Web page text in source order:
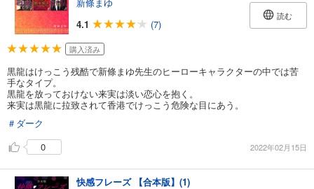
4.1
(7)
読む
購入済み
黒龍はけっこう残酷で新條まゆ先生のヒーローキャラクターの中では苦
手なタイプ。
黒龍を放っておけない来実は淡い恋心を抱く。
来実は黒龍に拉致されて香港でけっこう危険な目にあう。
＃ダーク
0
2022年02月15日
快感フレーズ 【合本版】(1)